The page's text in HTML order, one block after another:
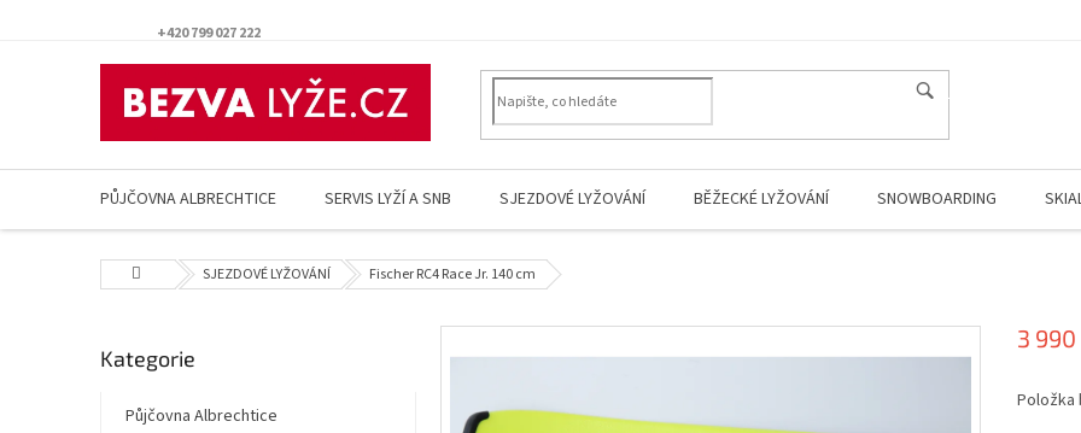
+420 799 027 222
PŮJČOVNA ALBRECHTICE SERVIS LYŽÍ A SNB SJEZDOVÉ LYŽOVÁNÍ BĚŽECKÉ LYŽOVÁNÍ SNOWBOARDING
Domů SJEZDOVÉ LYŽOVÁNÍ Fischer RC4 Race Jr. 140 cm
o
Přeskočit
Kategorie
Půjčovna Albrechtice
3 990
cena: